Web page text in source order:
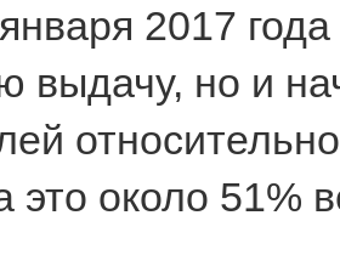
2017
выдачу, но и
это около 51%